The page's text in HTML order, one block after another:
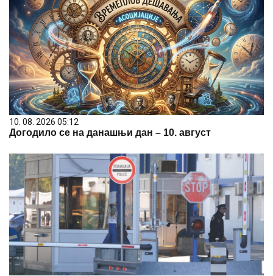
10. 08. 2026 05:12
Догодило се на данашњи дан – 10. август